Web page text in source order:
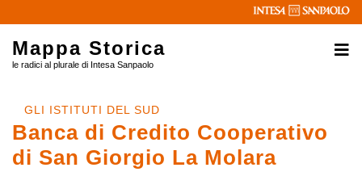
Mappa Storica
le radici al plurale di Intesa Sanpaolo
GLI ISTITUTI DEL SUD
Banca di Credito Cooperativo
di San Giorgio La Molara